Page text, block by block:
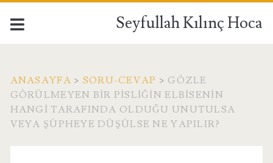
Seyfullah Kılınç Hoca
ANASAYFA > SORU-CEVAP > GÖZLE
GÖRÜLMEYEN BIR PISLIĞIN ELBISENIN
HANGI TARAFINDA OLDUĞU UNUTULSA
VEYA ŞÜPHEYE DÜŞÜLSE NE YAPILIR?